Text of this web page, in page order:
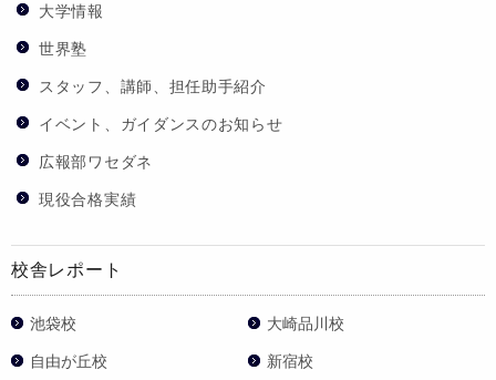
大学情報
世界塾
スタッフ、講師、担任助手紹介
イベント、ガイダンスのお知らせ
広報部ワセダネ
現役合格実績
校舎レポート
池袋校 大崎品川校
自由が丘校 新宿校